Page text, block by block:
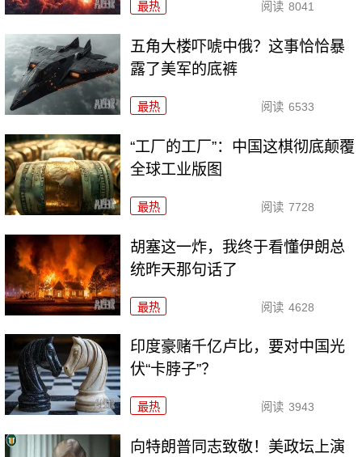
最热 阅读 8041
五角大楼吓唬中俄？这事恰恰暴
露了美军的底裤
最热 阅读 6533
“工厂的工厂”：中国这棋彻底颠覆
全球工业版图
最热 阅读 7728
胡塞这一炸，我终于看懂伊朗总
统昨天那句话了
最热 阅读 4628
印度豪赌千亿卢比，要对中国光
伏“卡脖子”？
最热 阅读 3943
向特朗普同志致敬！美政坛上演